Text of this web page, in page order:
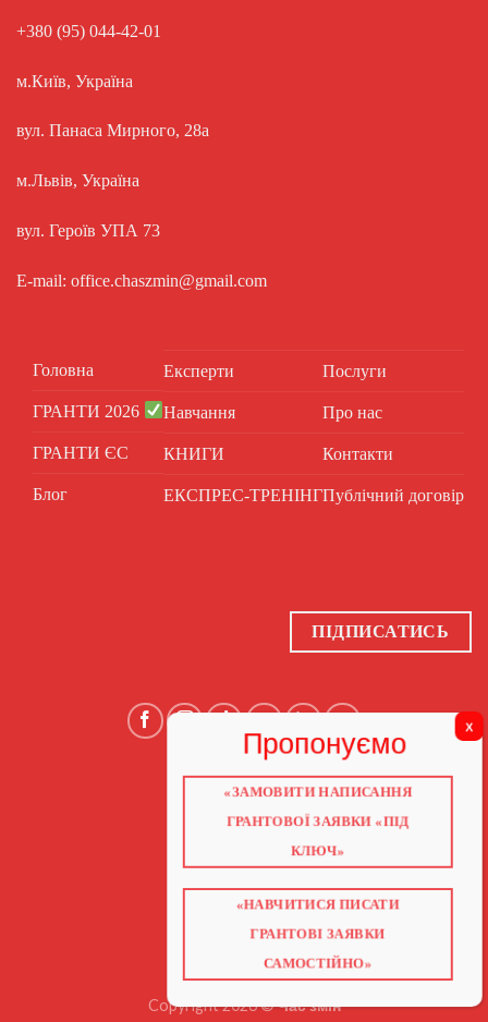
+380 (95) 044-42-01
м.Київ, Україна
вул. Панаса Мирного, 28а
м.Львів, Україна
вул. Героїв УПА 73
E-mail: office.chaszmin@gmail.com
Головна
ГРАНТИ 2026
ГРАНТИ ЄС
Блог
Експерти
Навчання
КНИГИ
ЕКСПРЕС-ТРЕНІНГ
Послуги
Про нас
Контакти
Публічний договір
ПІДПИСАТИСЬ
ГОЛОВНА
ПРО НАС
ГРАНТИ 2026
НАВЧАННЯ
КНИГИ
ВІДЕО ПРО ГРАНТИ
Copyright 2026 ©Час змін
«ЗАМОВИТИ НАПИСАННЯ
ГРАНТОВОЇ ЗАЯВКИ «ПІД
КЛЮЧ»
«НАВЧИТИСЯ ПИСАТИ
ГРАНТОВІ ЗАЯВКИ
САМОСТІЙНО»